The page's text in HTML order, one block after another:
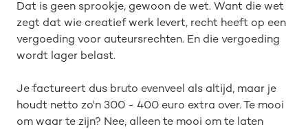
Dat is geen sprookje, gewoon de wet. Want die wet
zegt dat wie creatief werk levert, recht heeft op een
vergoeding voor auteursrechten. En die vergoeding
wordt lager belast.
Je factureert dus bruto evenveel als altijd, maar je
houdt netto zo'n 300 - 400 euro extra over. Te mooi
om waar te zijn? Nee, alleen te mooi om te laten